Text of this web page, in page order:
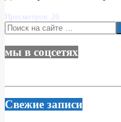
Просмотров: 20
Поиск
мы в соцсетях
Свежие записи